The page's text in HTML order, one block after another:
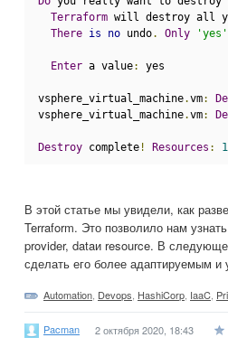
Terraform will destroy all
There is no undo. Only 'yes'
Enter a value: yes
vsphere_virtual_machine.vm:
vsphere_virtual_machine.vm:
Destroy complete ! Resources : 1
В этой статье мы увидели, как
Terraform. Это позволило нам
provider, dataи resource. В
сделать его более адаптируемым и
Automation, Devops, HashiCorp, IaaC,
Pacman 2 октября 2020, 18:43